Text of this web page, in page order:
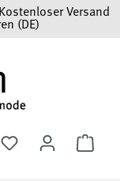
Versand
(DE)